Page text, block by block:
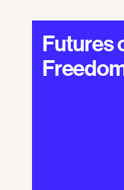
Futures